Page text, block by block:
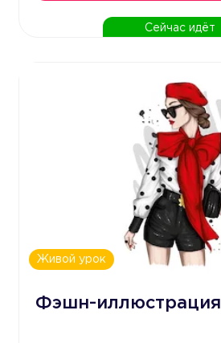
Сейчас идёт
Живой урок
Фэшн-иллюстрация